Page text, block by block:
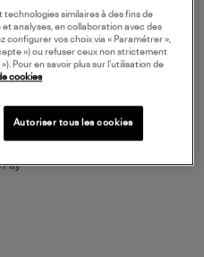
technologies similaires à des fins de
analyses, en collaboration avec des
configurer vos choix via « Paramétrer »,
») ou refuser ceux non strictement
Pour en savoir plus sur l’utilisation de
cookies
Autoriser tous les cookies